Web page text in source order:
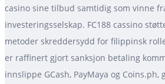
casino sine tilbud samtidig som vinne
investeringsselskap. FC188 cassino
metoder skreddersydd for filippinsk
er raffinert gjort sanksjon betaling
innslippe GCash, PayMaya og Coins.ph,